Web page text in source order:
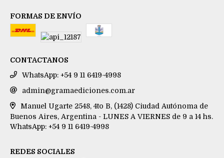
FORMAS DE ENVÍO
CONTACTANOS
WhatsApp: +54 9 11 6419-4998
admin@gramaediciones.com.ar
Manuel Ugarte 2548, 4to B, (1428) Ciudad Autónoma de
Buenos Aires, Argentina - LUNES A VIERNES de 9 a 14 hs.
WhatsApp: +54 9 11 6419-4998
REDES SOCIALES